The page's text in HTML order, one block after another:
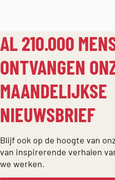
AL 210.000
ONTVANGEN
MAANDELIJKSE
NIEUWSBRIEF
Blijf ook op de hoogte van
van inspirerende verhalen
we werken.